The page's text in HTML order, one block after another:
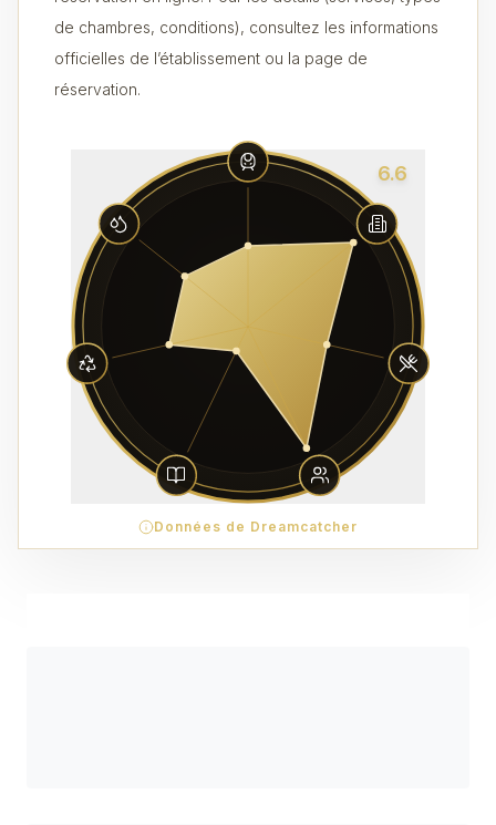
de chambres, conditions), consultez les informations
officielles de l’établissement ou la page de
réservation.
6.6
Données de Dreamcatcher